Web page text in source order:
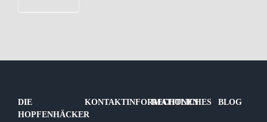
DIE
HOPFENHÄCKER
KONTAKTINFORMATIONEN
RECHTLICHES BLOG